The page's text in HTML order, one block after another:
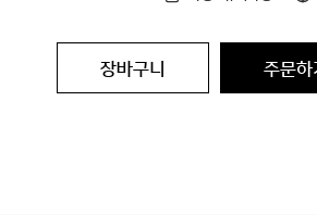
장바구니 주문하